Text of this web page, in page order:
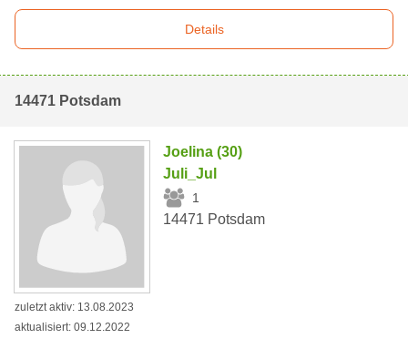
Details
14471 Potsdam
Joelina (30)
Juli_Jul
1
14471 Potsdam
zuletzt aktiv: 13.08.2023
aktualisiert: 09.12.2022